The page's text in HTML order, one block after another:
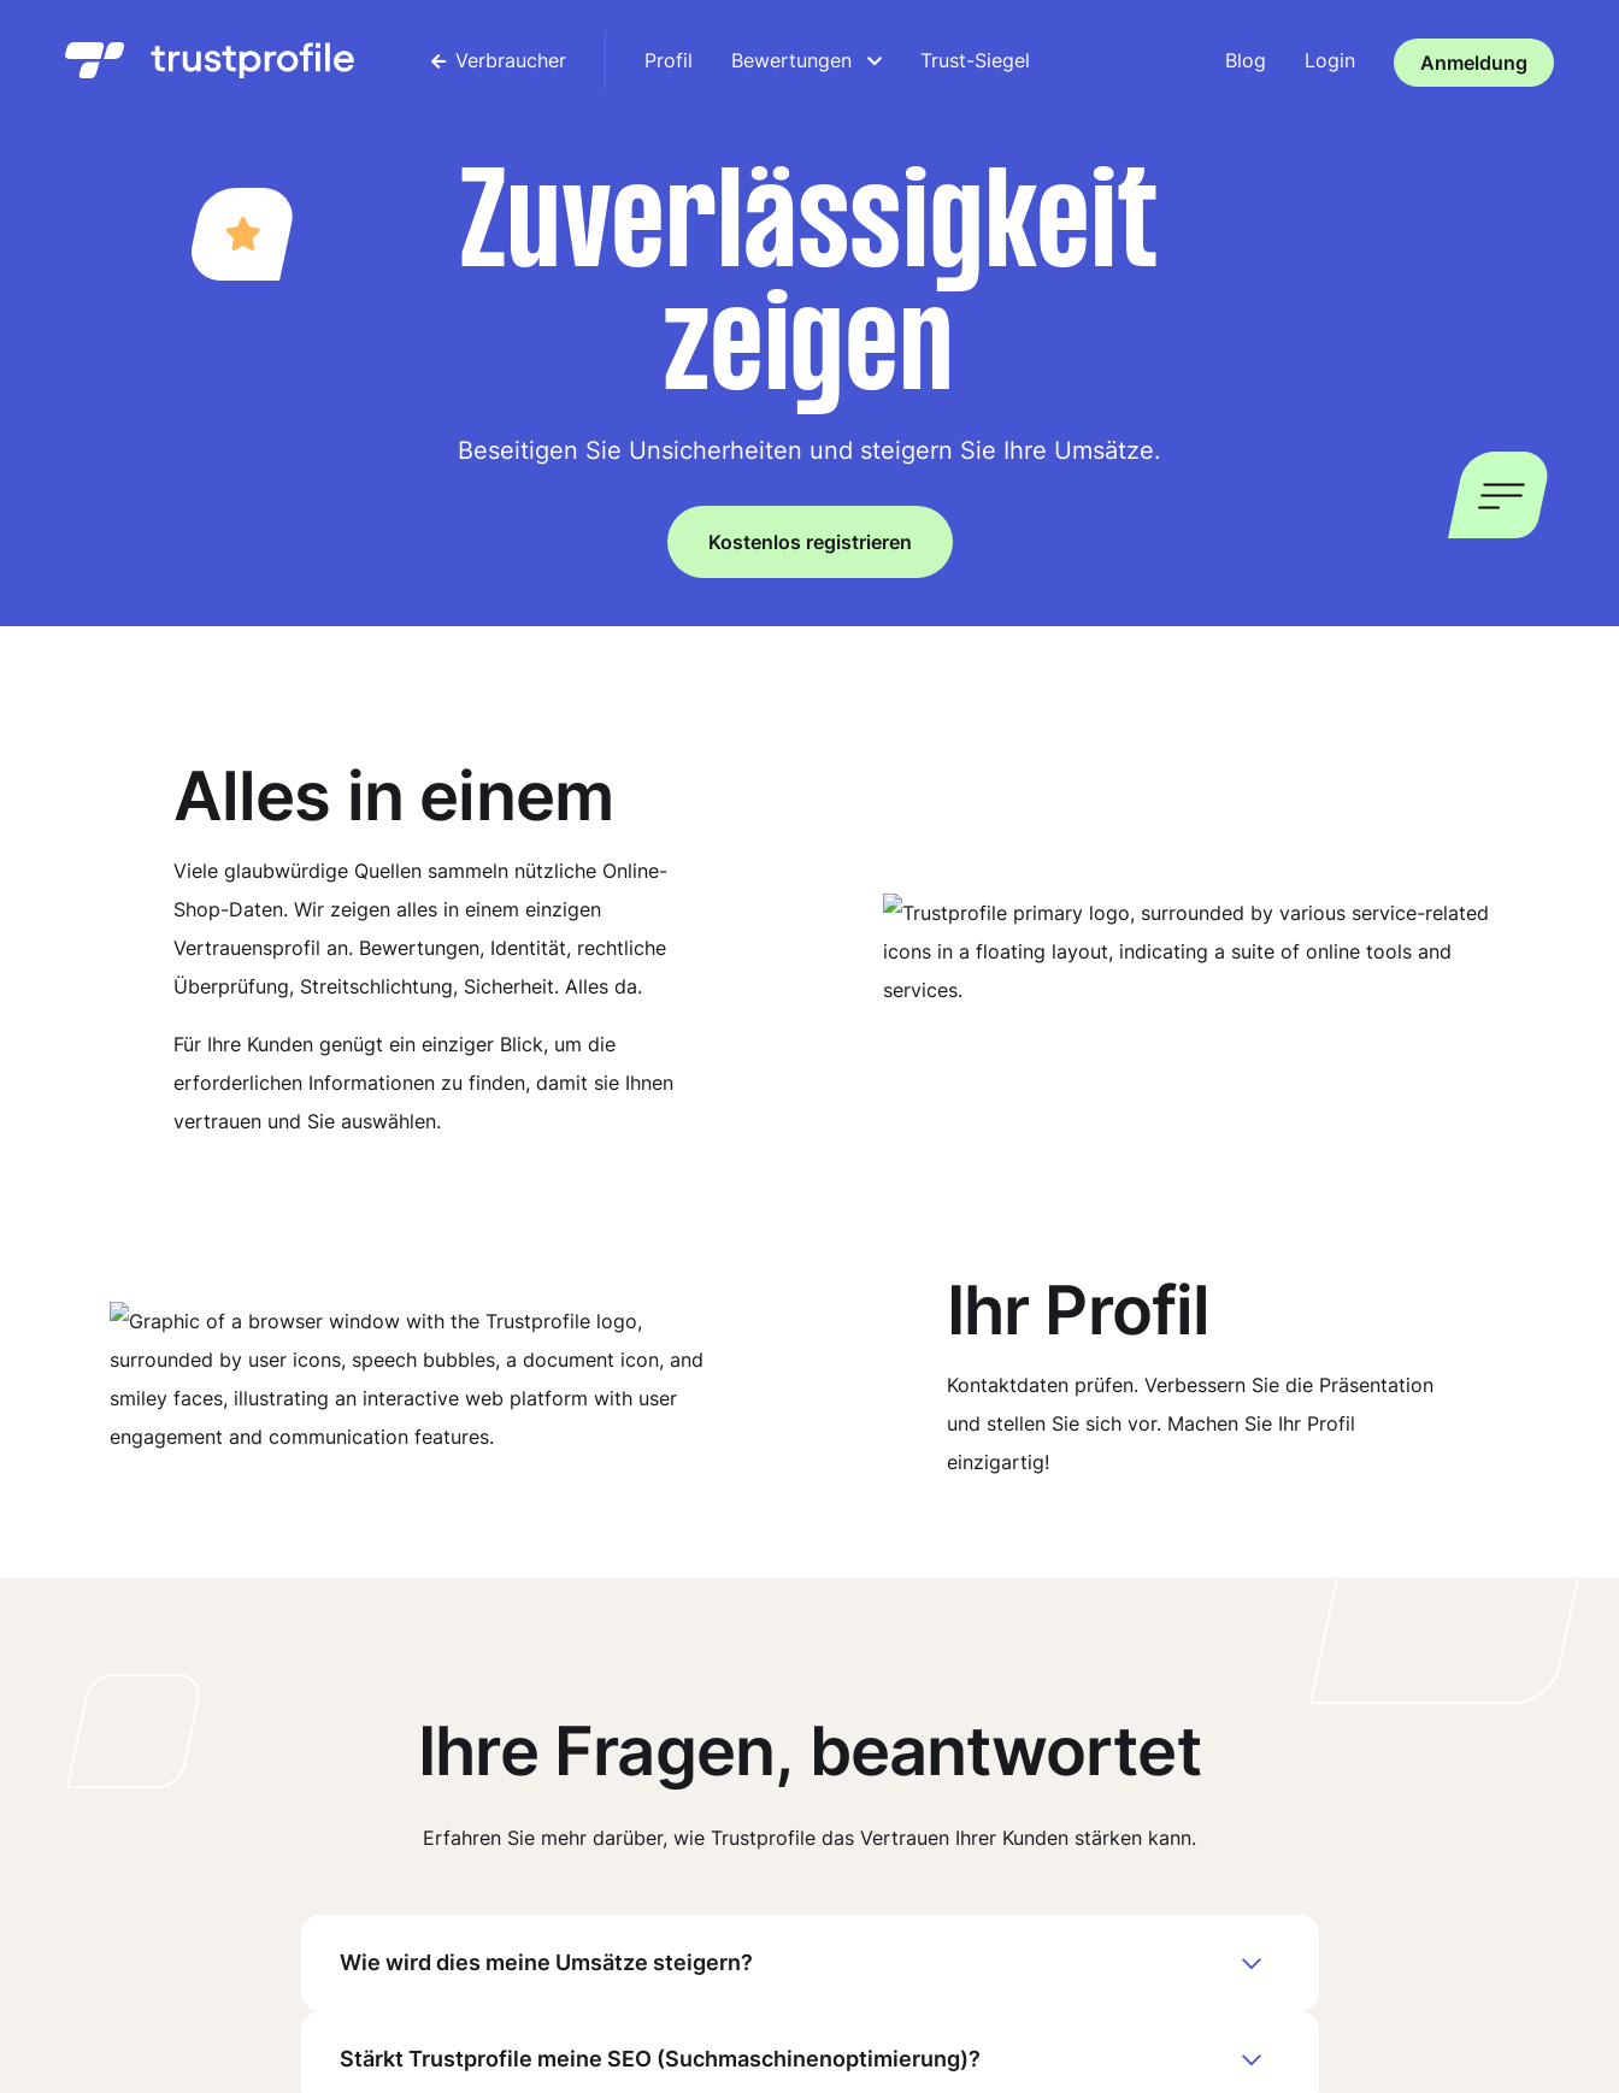
Verbraucher Profil Bewertungen Trust-Siegel Blog Login Anmeldung
Zuverlässigkeit
zeigen
Beseitigen Sie Unsicherheiten und steigern Sie Ihre Umsätze.
Kostenlos registrieren
Alles in einem
Viele glaubwürdige Quellen sammeln nützliche Online-
Shop-Daten. Wir zeigen alles in einem einzigen
Vertrauensprofil an. Bewertungen, Identität, rechtliche
Überprüfung, Streitschlichtung, Sicherheit. Alles da.
Für Ihre Kunden genügt ein einziger Blick, um die
erforderlichen Informationen zu finden, damit sie Ihnen
vertrauen und Sie auswählen.
Ihr Profil
Kontaktdaten prüfen. Verbessern Sie die Präsentation
und stellen Sie sich vor. Machen Sie Ihr Profil
einzigartig!
Ihre Fragen, beantwortet
Erfahren Sie mehr darüber, wie Trustprofile das Vertrauen Ihrer Kunden stärken kann.
Wie wird dies meine Umsätze steigern?
Stärkt Trustprofile meine SEO (Suchmaschinenoptimierung)?